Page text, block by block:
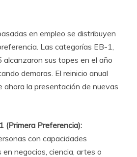
en empleo se distribuyen
Las categorías EB-1,
sus topes en el año
demoras. El reinicio anual
ahora la presentación de nuevas
(Primera Preferencia):
con capacidades
negocios, ciencia, artes o